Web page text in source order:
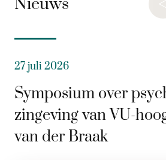
Nieuws
27 juli 2026
Symposium over
zingeving van VU-
van der Braak